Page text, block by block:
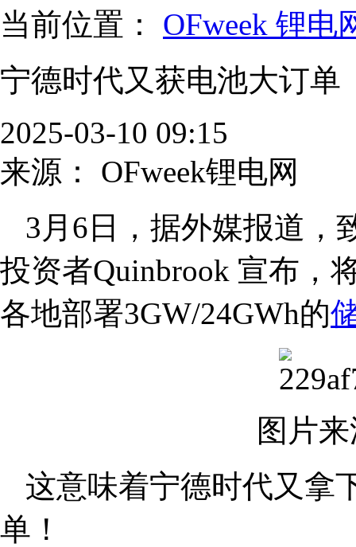
当前位置： OFweek 锂电
宁德时代又获电池大订单
2025-03-10 09:15
来源：
OFweek锂电网
3月6日，据外媒报道，
投资者Quinbrook 宣布，
各地部署3GW/24GWh的
图片
这意味着宁德时代又拿
单！